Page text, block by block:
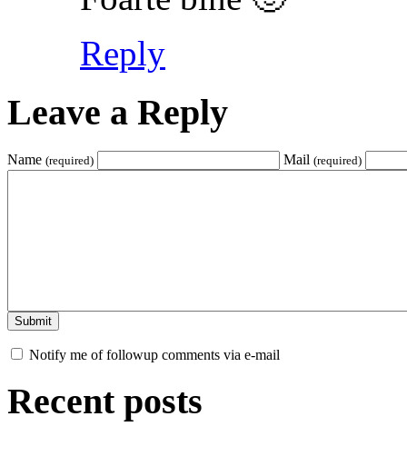
Reply
Leave a Reply
Name (required) Mail (required)
Notify me of followup comments via e-mail
Recent posts